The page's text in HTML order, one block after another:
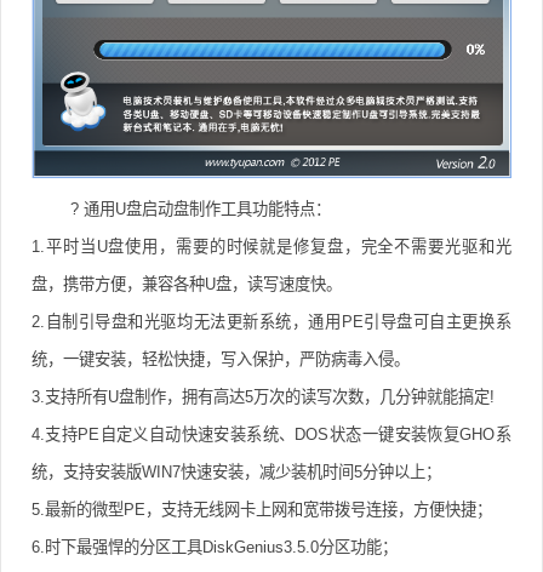
? 通用U盘启动盘制作工具功能特点：
1.平时当U盘使用，需要的时候就是修复盘，完全不需要光驱和光
盘，携带方便，兼容各种U盘，读写速度快。
2.自制引导盘和光驱均无法更新系统，通用PE引导盘可自主更换系
统，一键安装，轻松快捷，写入保护，严防病毒入侵。
3.支持所有U盘制作，拥有高达5万次的读写次数，几分钟就能搞定!
4.支持PE自定义自动快速安装系统、DOS状态一键安装恢复GHO系
统，支持安装版WIN7快速安装，减少装机时间5分钟以上；
5.最新的微型PE，支持无线网卡上网和宽带拨号连接，方便快捷；
6.时下最强悍的分区工具DiskGenius3.5.0分区功能；